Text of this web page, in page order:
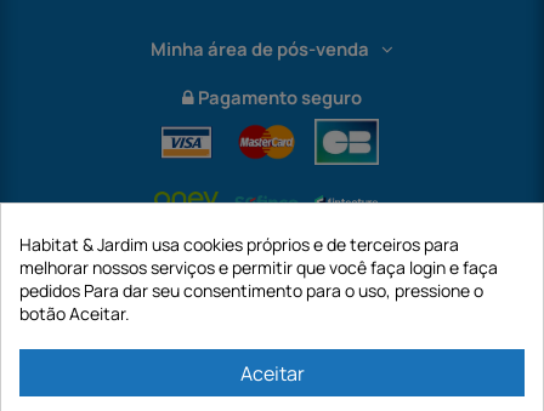
Minha área de pós-venda
Pagamento seguro
Habitat & Jardim usa cookies próprios e de terceiros para
melhorar nossos serviços e permitir que você faça login e faça
pedidos Para dar seu consentimento para o uso, pressione o
botão Aceitar.
Aceitar